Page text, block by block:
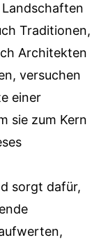
Traditionen,
Architekten
versuchen
einer
sie zum Kern
sorgt dafür,